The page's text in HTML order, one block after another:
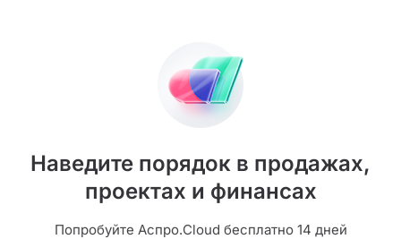
Наведите порядок в продажах,
проектах и финансах
Попробуйте Аспро.Cloud бесплатно 14 дней